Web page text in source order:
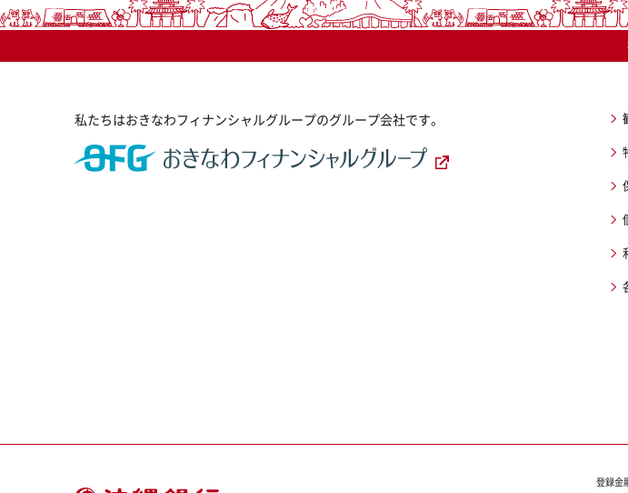
私たちはおきなわフィナンシャルグループのグループ会社です。
登録金